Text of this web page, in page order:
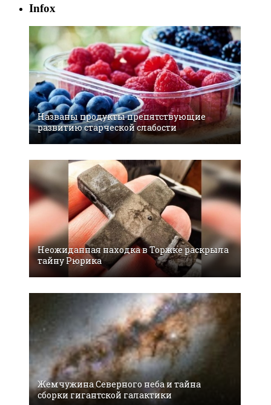
Infox
Названы продукты препятствующие
развитию старческой слабости
Неожиданная находка в Торжке раскрыла
тайну Рюрика
Жемчужина Северного неба и тайна
сборки гигантской галактики